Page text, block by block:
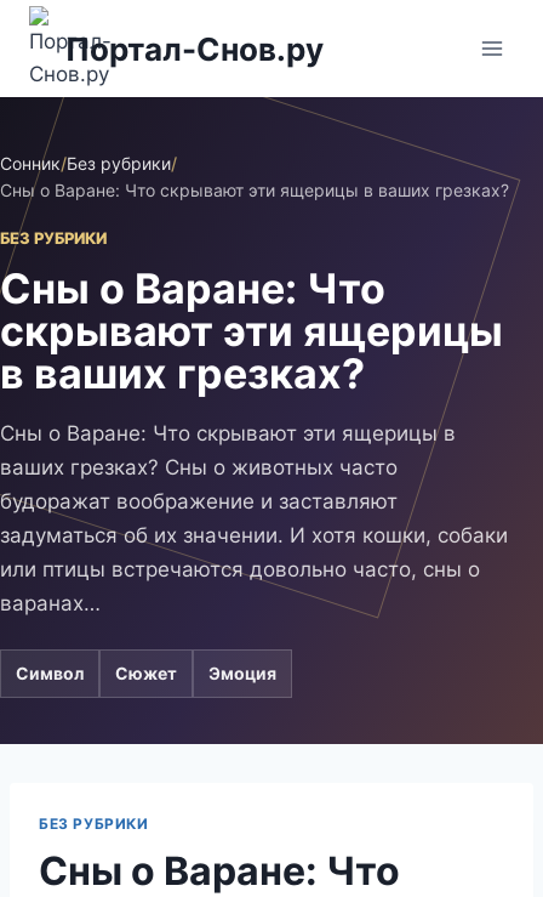
Перейти
содержимому
Портал-Снов.ру
Сонник/Без рубрики/
Сны о Варане: Что скрывают эти ящерицы в ваших грезках?
БЕЗ РУБРИКИ
Сны о Варане: Что
скрывают эти ящерицы
в ваших грезках?
Сны о Варане: Что скрывают эти ящерицы в
ваших грезках? Сны о животных часто
будоражат воображение и заставляют
задуматься об их значении. И хотя кошки, собаки
или птицы встречаются довольно часто, сны о
варанах…
Символ Сюжет Эмоция
БЕЗ РУБРИКИ
Сны о Варане: Что